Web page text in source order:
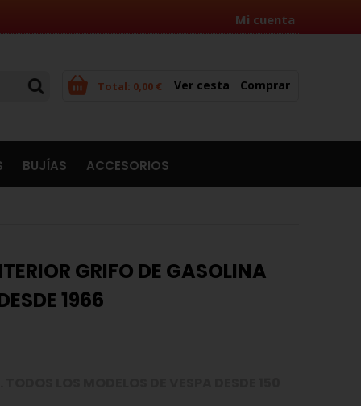
Mi cuenta
Total: 0,00 € Ver cesta Comprar
BUJÍAS ACCESORIOS
GRIFO DE GASOLINA
1966